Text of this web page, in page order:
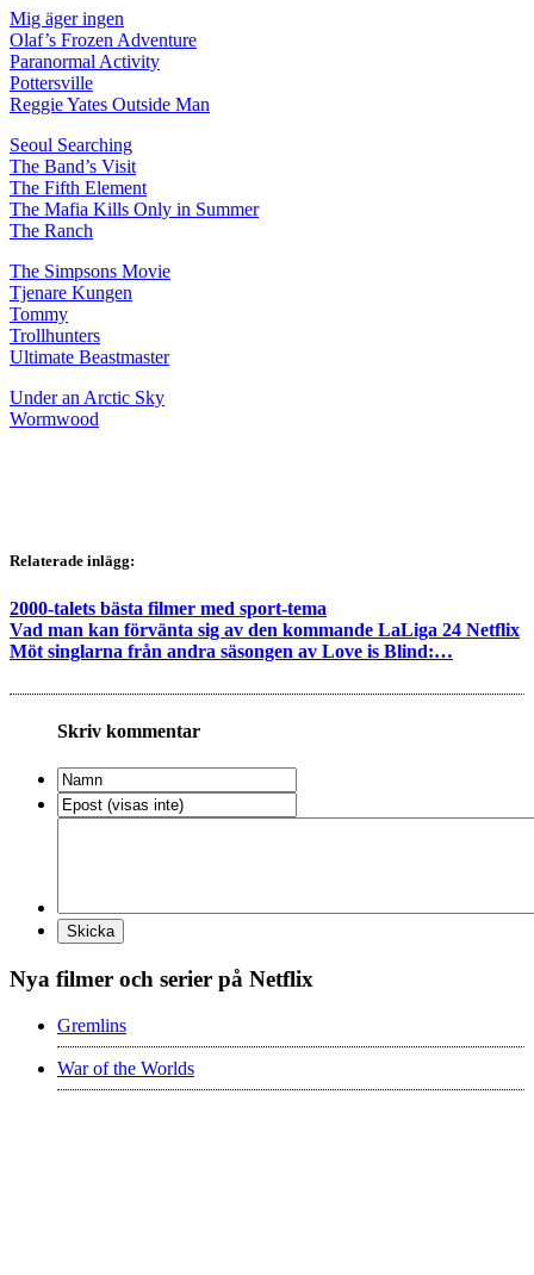
Mig äger ingen
Olaf’s Frozen Adventure
Paranormal Activity
Pottersville
Reggie Yates Outside Man
Seoul Searching
The Band’s Visit
The Fifth Element
The Mafia Kills Only in Summer
The Ranch
The Simpsons Movie
Tjenare Kungen
Tommy
Trollhunters
Ultimate Beastmaster
Under an Arctic Sky
Wormwood
Relaterade inlägg:
2000-talets bästa filmer med sport-tema
Vad man kan förvänta sig av den kommande LaLiga 24 Netflix
Möt singlarna från andra säsongen av Love is Blind:…
Skriv kommentar
Nya filmer och serier på Netflix
Gremlins
War of the Worlds